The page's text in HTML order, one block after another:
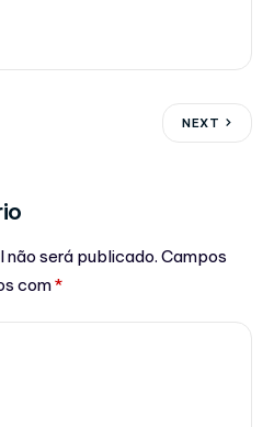
NEXT
não será publicado. Campos
com*